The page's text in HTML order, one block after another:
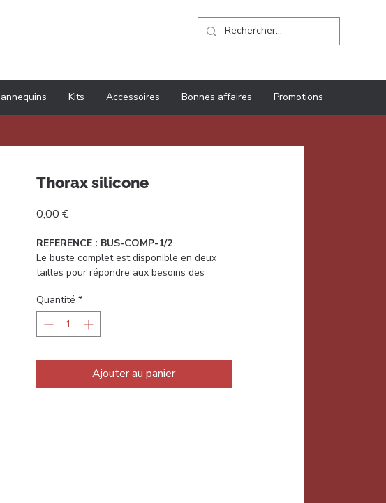
Kits Accessoires Bonnes affaires Promotions
Thorax silicone
0,00 €Prix
REFERENCE : BUS-COMP-1/2
Le buste complet est disponible en deux
tailles pour répondre aux besoins des
principalement conçus pour les hommes.
Sur demande, des modèles avec poitrine
sont également disponibles. Ces deux
et peuvent accueillir une variété de plaies.
Des options supplémentaires sont
disponibles sur demande, veuillez nous
Quantité *
Ajouter au panier